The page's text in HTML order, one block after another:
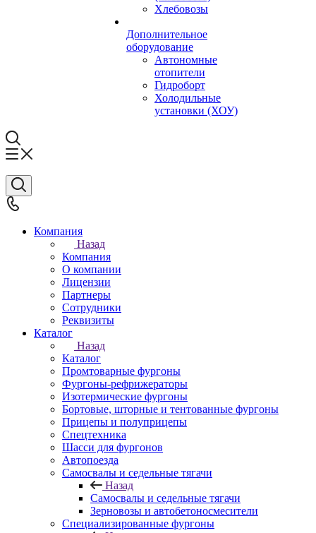
Хлебовозы
Дополнительное
оборудование
Автономные
отопители
Гидроборт
Холодильные
установки (ХОУ)
Компания
Назад
Компания
О компании
Лицензии
Партнеры
Сотрудники
Реквизиты
Каталог
Назад
Каталог
Промтоварные фургоны
Фургоны-рефрижераторы
Изотермические фургоны
Бортовые, шторные и тентованные фургоны
Прицепы и полуприцепы
Спецтехника
Шасси для фургонов
Автопоезда
Самосвалы и седельные тягачи
Назад
Самосвалы и седельные тягачи
Зерновозы и автобетоносмесители
Специализированные фургоны